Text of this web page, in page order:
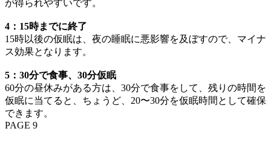
が得られやすいです。
4：15時までに終了
15時以後の仮眠は、夜の睡眠に悪影響を及ぼすので、マイナ
ス効果となります。
5：30分で食事、30分仮眠
60分の昼休みがある方は、30分で食事をして、残りの時間を
仮眠に当てると、ちょうど、20〜30分を仮眠時間として確保
できます。
PAGE 9